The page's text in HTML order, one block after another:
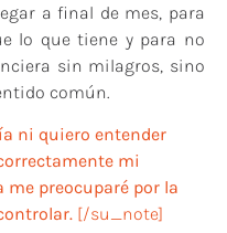
a final de mes, para
lo que tiene y para no
sin milagros, sino
común.
ni quiero entender
mi
me preocuparé por la
[/su_note]